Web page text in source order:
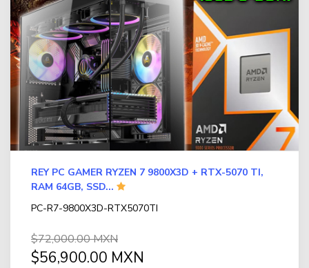
REY PC GAMER RYZEN 7 9800X3D + RTX-5070 TI,
RAM 64GB, SSD...
PC-R7-9800X3D-RTX5070TI
$72,000.00 MXN
$56,900.00 MXN